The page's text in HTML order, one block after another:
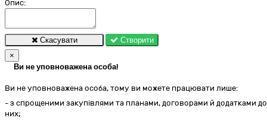
Опис:
Скасувати
Створити
×
Ви не уповноважена особа!
Ви не уповноважена особа, тому ви можете працювати лише:
- з спрощеними закупівлями та планами, договорами й додатками до
них;